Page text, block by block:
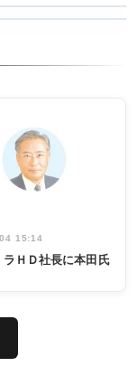
15:14
ラＨＤ社長に本田氏